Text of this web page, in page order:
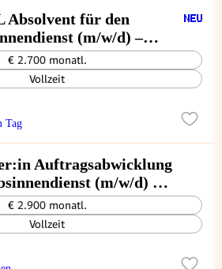
für den
(m/w/d) –
€ 2.700 monatl.
Vollzeit
Tag
Auftragsabwicklung
(m/w/d) –
Handel
€ 2.900 monatl.
Vollzeit